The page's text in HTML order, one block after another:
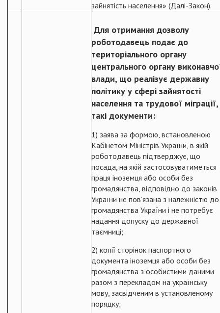
зайнятість населення» (Далі-Закон).
Для отримання дозволу
роботодавець подає до
територіального органу
центрального органу
влади, що реалізує державну
політику у сфері зайнятості
населення та трудової міграції,
такі документи:
1) заява за формою, встановленою
Кабінетом Міністрів України, в якій
роботодавець підтверджує, що
посада, на якій застосовуватиметься
праця іноземця або особи без
громадянства, відповідно до законів
України не пов’язана з належністю до
громадянства України і не потребує
надання допуску до державної
таємниці;
2) копії сторінок паспортного
документа іноземця або особи без
громадянства з особистими даними
разом з перекладом на українську
мову, засвідченим в установленому
порядку;